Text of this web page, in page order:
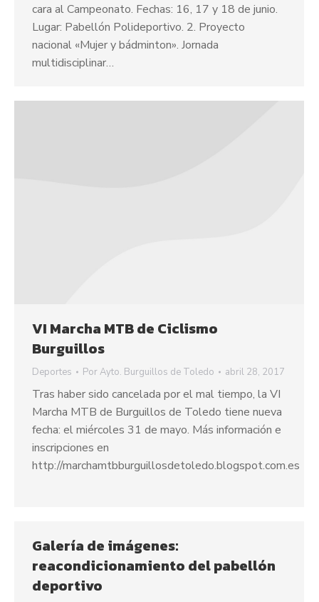
cara al Campeonato. Fechas: 16, 17 y 18 de junio.
Lugar: Pabellón Polideportivo. 2. Proyecto
nacional «Mujer y bádminton». Jornada
multidisciplinar…
VI Marcha MTB de Ciclismo
Burguillos
Deportes PorAyto. Burguillos de Toledo abril 28, 2017
Tras haber sido cancelada por el mal tiempo, la VI
Marcha MTB de Burguillos de Toledo tiene nueva
fecha: el miércoles 31 de mayo. Más información e
inscripciones en
http://marchamtbburguillosdetoledo.blogspot.com.es
Galería de imágenes:
reacondicionamiento del pabellón
deportivo